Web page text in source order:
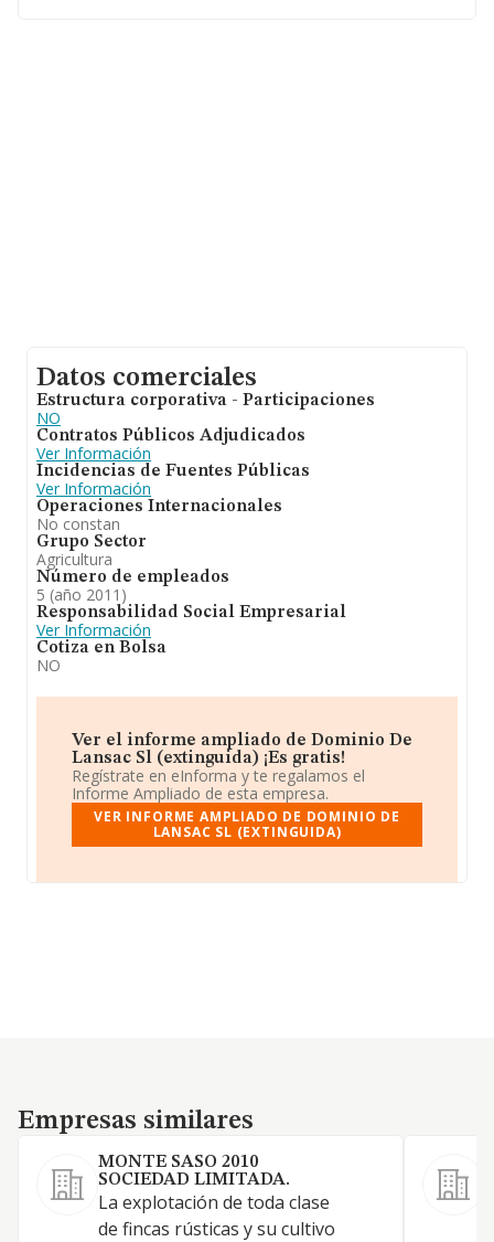
Datos comerciales
Estructura corporativa - Participaciones
NO
Contratos Públicos Adjudicados
Ver Información
Incidencias de Fuentes Públicas
Ver Información
Operaciones Internacionales
No constan
Grupo Sector
Agricultura
Número de empleados
5 (año 2011)
Responsabilidad Social Empresarial
Ver Información
Cotiza en Bolsa
NO
Ver el informe ampliado de Dominio De
Lansac Sl (extinguida) ¡Es gratis!
Regístrate en eInforma y te regalamos el
Informe Ampliado de esta empresa.
VER INFORME AMPLIADO DE DOMINIO DE
LANSAC SL (EXTINGUIDA)
Empresas similares
Empresas similares
MONTE SASO 2010
SOCIEDAD LIMITADA.
La explotación de toda clase
de fincas rústicas y su cultivo